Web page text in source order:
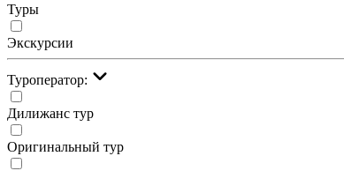
Туры
Экскурсии
Туроператор:
Дилижанс тур
Оригинальный тур